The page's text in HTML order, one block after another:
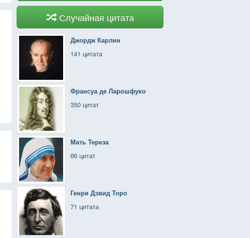
Случайная цитата
Джордж Карлин
141 цитата
Франсуа де Ларошфуко
350 цитат
Мать Тереза
66 цитат
Генри Дэвид Торо
71 цитата